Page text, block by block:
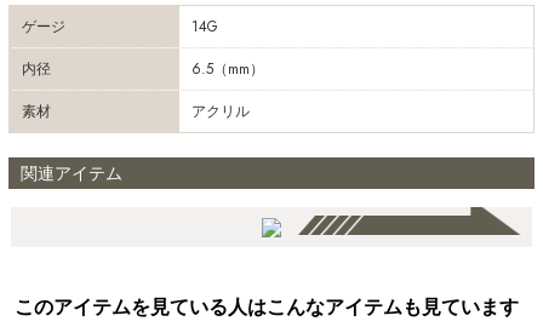
ゲージ
14G
内径
6.5（mm）
素材
アクリル
関連アイテム
このアイテムを見ている人はこんなアイテムも見ています